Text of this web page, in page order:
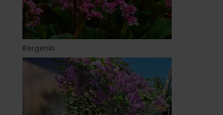
Bergenia